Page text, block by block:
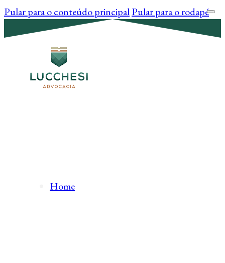
Pular para o conteúdo principalPular para o rodapé
Home